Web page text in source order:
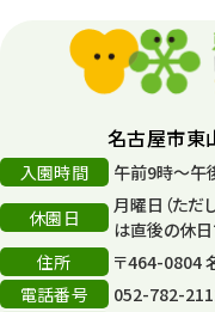
名古屋市東
入園時間
午前9時～午
休園日
月曜日（た
は直後の休
住所
〒464-0804
電話番号
052-782-2111